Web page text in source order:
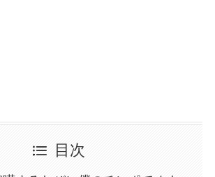
目次